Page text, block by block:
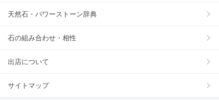
天然石・パワーストーン辞典
石の組み合わせ・相性
出店について
サイトマップ